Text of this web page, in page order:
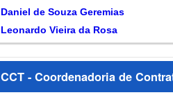
Daniel de Souza Geremias
Leonardo Vieira da Rosa
CCT - Coordenadoria de